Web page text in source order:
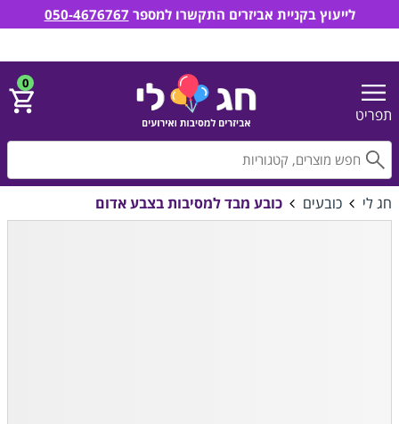
תפריט
0
חג לי כובעים כובע מבד למסיבות בצבע אדום
לייעוץ בקניית אביזרים התקשרו למספר 050-4676767